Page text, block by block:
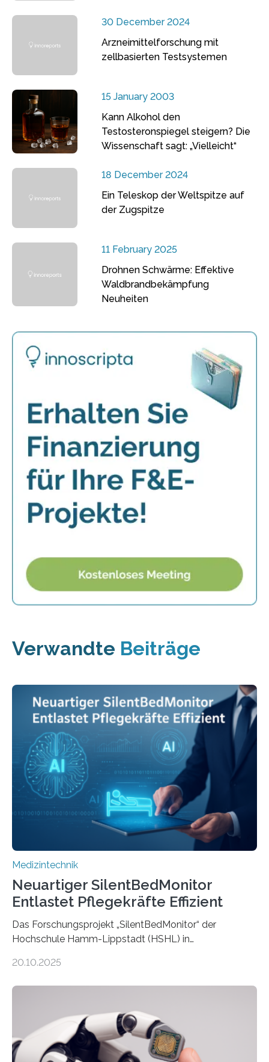
30 December 2024
Arzneimittelforschung mit
zellbasierten Testsystemen
15 January 2003
Kann Alkohol den
Testosteronspiegel steigern? Die
Wissenschaft sagt: „Vielleicht“
18 December 2024
Ein Teleskop der Weltspitze auf
der Zugspitze
11 February 2025
Drohnen Schwärme: Effektive
Waldbrandbekämpfung
Neuheiten
Verwandte Beiträge
Medizintechnik
Neuartiger SilentBedMonitor
Entlastet Pflegekräfte Effizient
Das Forschungsprojekt „SilentBedMonitor“ der
Hochschule Hamm-Lippstadt (HSHL) in
auf Personen ab, die bettlägerig sind oder in ihrer
Entwicklung der Sensorik und Datenübertragung. Die
HSHL verantwortet die wissenschaftliche Begleitung
sowie die KI-gestützte Datenauswertung. Das Ziel ist
die Entwicklung eines berührungslosen
20.10.2025